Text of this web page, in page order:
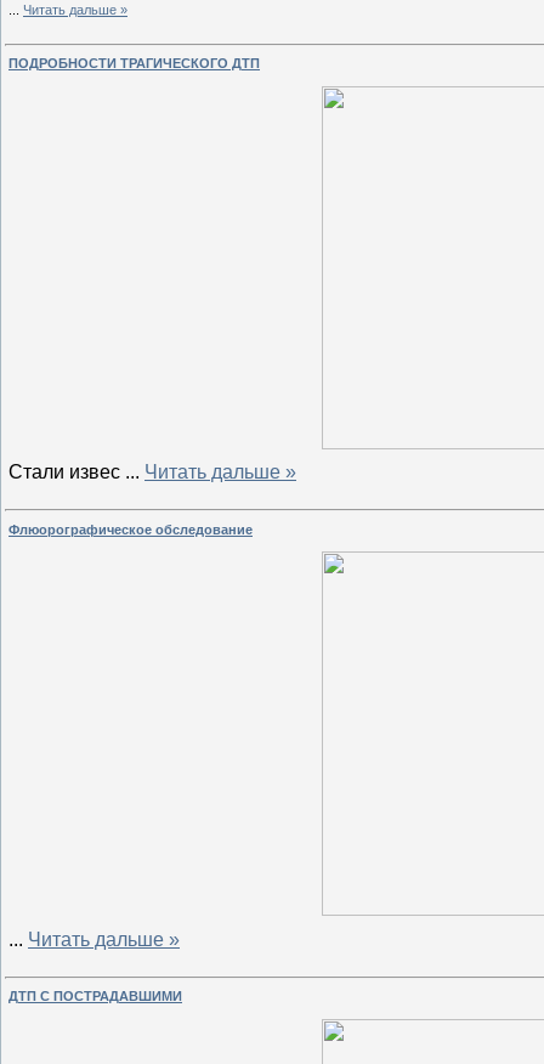
Читать дальше »
ПОДРОБНОСТИ ТРАГИЧЕСКОГО ДТП
Стали извес ... Читать дальше »
Флюорографическое обследование
... Читать дальше »
ДТП С ПОСТРАДАВШИМИ